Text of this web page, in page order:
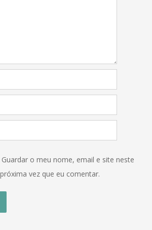
Guardar o meu nome, email e site neste
vez que eu comentar.